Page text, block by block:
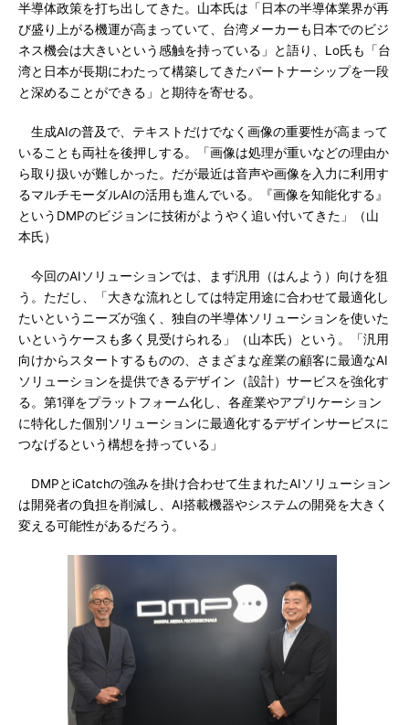
半導体政策を打ち出してきた。山本氏は「日本の半導体業界が再
び盛り上がる機運が高まっていて、台湾メーカーも日本でのビジ
ネス機会は大きいという感触を持っている」と語り、Lo氏も「台
湾と日本が長期にわたって構築してきたパートナーシップを一段
と深めることができる」と期待を寄せる。
生成AIの普及で、テキストだけでなく画像の重要性が高まって
いることも両社を後押しする。「画像は処理が重いなどの理由か
ら取り扱いが難しかった。だが最近は音声や画像を入力に利用す
るマルチモーダルAIの活用も進んでいる。『画像を知能化する』
というDMPのビジョンに技術がようやく追い付いてきた」（山
本氏）
今回のAIソリューションでは、まず汎用（はんよう）向けを狙
う。ただし、「大きな流れとしては特定用途に合わせて最適化し
たいというニーズが強く、独自の半導体ソリューションを使いた
いというケースも多く見受けられる」（山本氏）という。「汎用
向けからスタートするものの、さまざまな産業の顧客に最適なAI
ソリューションを提供できるデザイン（設計）サービスを強化す
る。第1弾をプラットフォーム化し、各産業やアプリケーション
に特化した個別ソリューションに最適化するデザインサービスに
つなげるという構想を持っている」
DMPとiCatchの強みを掛け合わせて生まれたAIソリューション
は開発者の負担を削減し、AI搭載機器やシステムの開発を大きく
変える可能性があるだろう。